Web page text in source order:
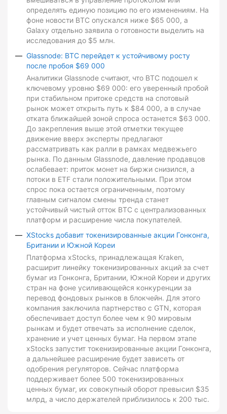
определять единую позицию по его изменениям. На
фоне новости BTC опускался ниже $65 000, а
Galaxy отдельно заявила о готовности выделить на
исследования до $5 млн.
Glassnode: BTC перейдет к устойчивому росту
после пробоя $69 000
Аналитики Glassnode считают, что BTC подошел к
ключевому уровню $69 000: его уверенный пробой
при стабильном притоке средств на спотовый
рынок может открыть путь к $84 000, а в случае
отката ближайшей зоной спроса останется $63 000.
До закрепления выше этой отметки текущее
движение вверх эксперты предлагают
рассматривать как ралли в рамках медвежьего
рынка. По данным Glassnode, давление продавцов
ослабевает: приток монет на биржи снизился, а
потоки в ETF стали положительными. При этом
спрос пока остается ограниченным, поэтому
главным сигналом смены тренда станет
устойчивый чистый отток BTC с централизованных
платформ и расширение числа покупателей.
XStocks добавит токенизированные акции Гонконга,
Британии и Южной Кореи
Платформа xStocks, принадлежащая Kraken,
расширит линейку токенизированных акций за счет
бумаг из Гонконга, Британии, Южной Кореи и других
стран на фоне усиливающейся конкуренции за
перевод фондовых рынков в блокчейн. Для этого
компания заключила партнерство с GTN, которая
обеспечивает доступ более чем к 90 мировым
рынкам и будет отвечать за исполнение сделок,
хранение и учет ценных бумаг. На первом этапе
xStocks запустит токенизированные акции Гонконга,
а дальнейшее расширение будет зависеть от
одобрения регуляторов. Сейчас платформа
поддерживает более 500 токенизированных
ценных бумаг, их совокупный оборот превысил $35
млрд, а число держателей приблизилось к 200 тыс.